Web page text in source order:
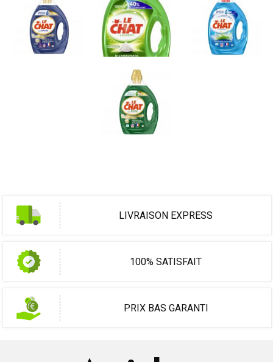
LIVRAISON EXPRESS
100% SATISFAIT
PRIX BAS GARANTI